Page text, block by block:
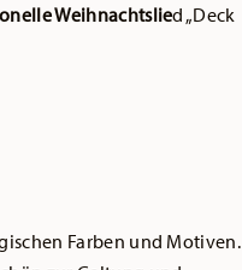
Weihnachtslied „Deck
Farben und Motiven.